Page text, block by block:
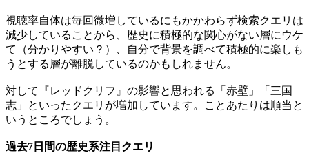
視聴率自体は毎回微増しているにもかかわらず検索クエリは
減少していることから、歴史に積極的な関心がない層にウケ
て（分かりやすい？）、自分で背景を調べて積極的に楽しも
うとする層が離脱しているのかもしれません。
対して『レッドクリフ』の影響と思われる「赤壁」「三国
志」といったクエリが増加しています。ことあたりは順当と
いうところでしょう。
過去7日間の歴史系注目クエリ